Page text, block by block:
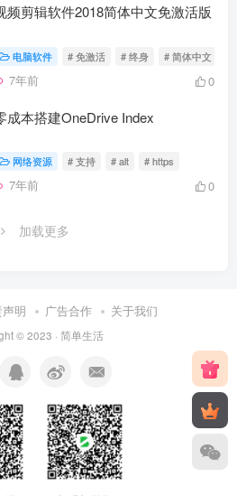
频剪辑软件2018简体中文免激活版
电脑软件 # 免激活 # 终身 # 简体中文
7年前 0
成本搭建OneDrive Index
网络资源 # 支持 # alt # https
7年前 0
加载更多
明 广告合作 关于我们
© 2023 · 简单生活